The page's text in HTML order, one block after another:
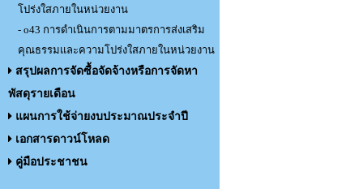
โปร่งใสภายในหน่วยงาน
- o43 การดำเนินการตามมาตรการส่งเสริม
คุณธรรมและความโปร่งใสภายในหน่วยงาน
สรุปผลการจัดซื้อจัดจ้างหรือการจัดหา
พัสดุรายเดือน
แผนการใช้จ่ายงบประมาณประจำปี
เอกสารดาวน์โหลด
คู่มือประชาชน